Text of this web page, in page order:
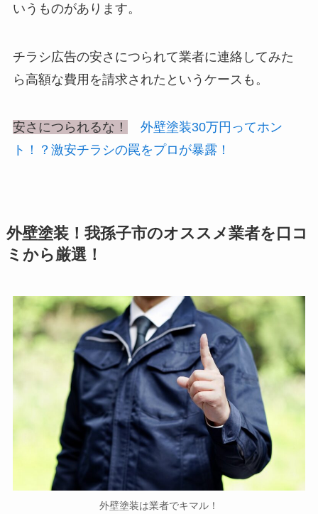
いうものがあります。
チラシ広告の安さにつられて業者に連絡してみた
ら高額な費用を請求されたというケースも。
安さにつられるな！
外壁塗装30万円ってホン
ト！？激安チラシの罠をプロが暴露！
外壁塗装！我孫子市のオススメ業者を口コ
ミから厳選！
外壁塗装は業者でキマル！